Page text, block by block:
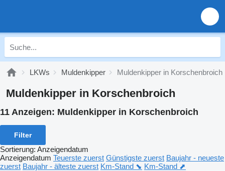
LKWs Muldenkipper Muldenkipper in Korschenbroich
Muldenkipper in Korschenbroich
11 Anzeigen: Muldenkipper in Korschenbroich
Filter
Sortierung: Anzeigendatum
Anzeigendatum Teuerste zuerst Günstigste zuerst Baujahr - neueste
zuerst Baujahr - älteste zuerst Km-Stand ⬊ Km-Stand ⬈